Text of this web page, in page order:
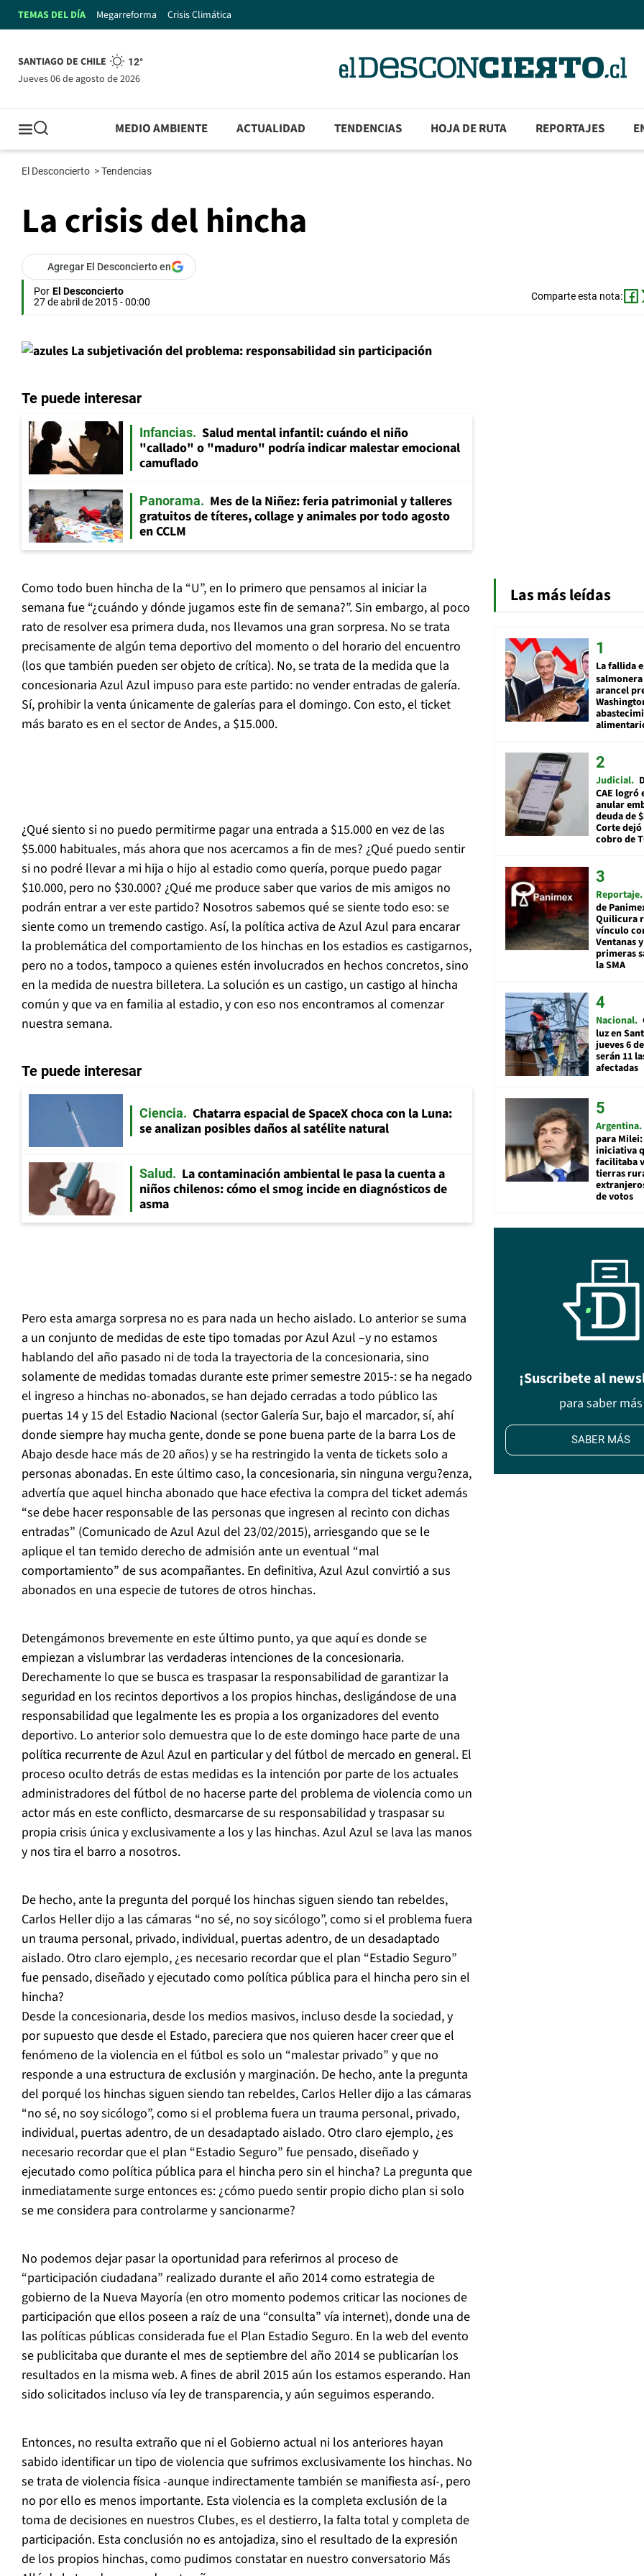
TEMAS DEL DÍA Megarreforma Crisis Climática
SANTIAGO DE CHILE 12°
jueves 06 de agosto de 2026
MEDIO AMBIENTE ACTUALIDAD TENDENCIAS HOJA DE RUTA REPORTAJES
El Desconcierto >Tendencias
La crisis del hincha
Agregar El Desconcierto en
Por El Desconcierto
27 de abril de 2015 - 00:00
Comparte esta nota:
La subjetivación del problema: responsabilidad sin participación
Te puede interesar
Infancias
Salud mental infantil: cuándo el niño
"callado" o "maduro" podría indicar malestar emocional
camuflado
Panorama
Mes de la Niñez: feria patrimonial y talleres
gratuitos de títeres, collage y animales por todo agosto
en CCLM
Como todo buen hincha de la “U”, en lo primero que pensamos al iniciar la
semana fue “¿cuándo y dónde jugamos este fin de semana?”. Sin embargo, al poco
rato de resolver esa primera duda, nos llevamos una gran sorpresa. No se trata
precisamente de algún tema deportivo del momento o del horario del encuentro
(los que también pueden ser objeto de crítica). No, se trata de la medida que la
concesionaria Azul Azul impuso para este partido: no vender entradas de galería.
Sí, prohibir la venta únicamente de galerías para el domingo. Con esto, el ticket
más barato es en el sector de Andes, a $15.000.
¿Qué siento si no puedo permitirme pagar una entrada a $15.000 en vez de las
$5.000 habituales, más ahora que nos acercamos a fin de mes? ¿Qué puedo sentir
si no podré llevar a mi hija o hijo al estadio como quería, porque puedo pagar
$10.000, pero no $30.000? ¿Qué me produce saber que varios de mis amigos no
podrán entrar a ver este partido? Nosotros sabemos qué se siente todo eso: se
siente como un tremendo castigo. Así, la política activa de Azul Azul para encarar
la problemática del comportamiento de los hinchas en los estadios es castigarnos,
pero no a todos, tampoco a quienes estén involucrados en hechos concretos, sino
en la medida de nuestra billetera. La solución es un castigo, un castigo al hincha
común y que va en familia al estadio, y con eso nos encontramos al comenzar
nuestra semana.
Te puede interesar
Ciencia
Chatarra espacial de SpaceX choca con la Luna:
se analizan posibles daños al satélite natural
Salud
La contaminación ambiental le pasa la cuenta a
niños chilenos: cómo el smog incide en diagnósticos de
asma
Pero esta amarga sorpresa no es para nada un hecho aislado. Lo anterior se suma
a un conjunto de medidas de este tipo tomadas por Azul Azul –y no estamos
hablando del año pasado ni de toda la trayectoria de la concesionaria, sino
solamente de medidas tomadas durante este primer semestre 2015-: se ha negado
el ingreso a hinchas no-abonados, se han dejado cerradas a todo público las
puertas 14 y 15 del Estadio Nacional (sector Galería Sur, bajo el marcador, sí, ahí
donde siempre hay mucha gente, donde se pone buena parte de la barra Los de
Abajo desde hace más de 20 años) y se ha restringido la venta de tickets solo a
personas abonadas. En este último caso, la concesionaria, sin ninguna vergu?enza,
advertía que aquel hincha abonado que hace efectiva la compra del ticket además
“se debe hacer responsable de las personas que ingresen al recinto con dichas
entradas” (Comunicado de Azul Azul del 23/02/2015), arriesgando que se le
aplique el tan temido derecho de admisión ante un eventual “mal
comportamiento” de sus acompañantes. En definitiva, Azul Azul convirtió a sus
abonados en una especie de tutores de otros hinchas.
Detengámonos brevemente en este último punto, ya que aquí es donde se
empiezan a vislumbrar las verdaderas intenciones de la concesionaria.
Derechamente lo que se busca es traspasar la responsabilidad de garantizar la
seguridad en los recintos deportivos a los propios hinchas, desligándose de una
responsabilidad que legalmente les es propia a los organizadores del evento
deportivo. Lo anterior solo demuestra que lo de este domingo hace parte de una
política recurrente de Azul Azul en particular y del fútbol de mercado en general. El
proceso oculto detrás de estas medidas es la intención por parte de los actuales
administradores del fútbol de no hacerse parte del problema de violencia como un
actor más en este conflicto, desmarcarse de su responsabilidad y traspasar su
propia crisis única y exclusivamente a los y las hinchas. Azul Azul se lava las manos
y nos tira el barro a nosotros.
De hecho, ante la pregunta del porqué los hinchas siguen siendo tan rebeldes,
Carlos Heller dijo a las cámaras “no sé, no soy sicólogo”, como si el problema fuera
un trauma personal, privado, individual, puertas adentro, de un desadaptado
aislado. Otro claro ejemplo, ¿es necesario recordar que el plan “Estadio Seguro”
fue pensado, diseñado y ejecutado como política pública para el hincha pero sin el
hincha?
Desde la concesionaria, desde los medios masivos, incluso desde la sociedad, y
por supuesto que desde el Estado, pareciera que nos quieren hacer creer que el
fenómeno de la violencia en el fútbol es solo un “malestar privado” y que no
responde a una estructura de exclusión y marginación. De hecho, ante la pregunta
del porqué los hinchas siguen siendo tan rebeldes, Carlos Heller dijo a las cámaras
“no sé, no soy sicólogo”, como si el problema fuera un trauma personal, privado,
individual, puertas adentro, de un desadaptado aislado. Otro claro ejemplo, ¿es
necesario recordar que el plan “Estadio Seguro” fue pensado, diseñado y
ejecutado como política pública para el hincha pero sin el hincha? La pregunta que
inmediatamente surge entonces es: ¿cómo puedo sentir propio dicho plan si solo
se me considera para controlarme y sancionarme?
No podemos dejar pasar la oportunidad para referirnos al proceso de
“participación ciudadana” realizado durante el año 2014 como estrategia de
gobierno de la Nueva Mayoría (en otro momento podemos criticar las nociones de
participación que ellos poseen a raíz de una “consulta” vía internet), donde una de
las políticas públicas considerada fue el Plan Estadio Seguro. En la web del evento
se publicitaba que durante el mes de septiembre del año 2014 se publicarían los
resultados en la misma web. A fines de abril 2015 aún los estamos esperando. Han
sido solicitados incluso vía ley de transparencia, y aún seguimos esperando.
Entonces, no resulta extraño que ni el Gobierno actual ni los anteriores hayan
sabido identificar un tipo de violencia que sufrimos exclusivamente los hinchas. No
se trata de violencia física -aunque indirectamente también se manifiesta así-, pero
no por ello es menos importante. Esta violencia es la completa exclusión de la
toma de decisiones en nuestros Clubes, es el destierro, la falta total y completa de
participación. Esta conclusión no es antojadiza, sino el resultado de la expresión
de los propios hinchas, como pudimos constatar en nuestro conversatorio Más
Las más leídas
La fallida
arancel
Judicial
CAE logró
anular
deuda de
Corte
cobro de
Reportaje
de
Quilicura
vínculo
Ventanas
primeras
la SMA
Nacional
luz en
jueves 6
serán 11
afectadas
Argentina
para
iniciativa
facilitaba
tierras
de votos
¡Suscribete al
para saber más
SABER MÁS